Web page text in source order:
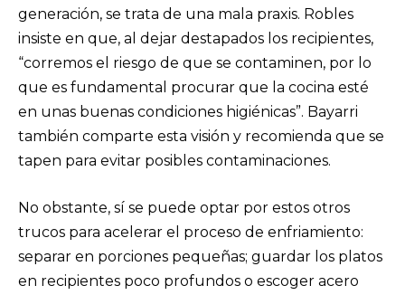
generación, se trata de una mala praxis. Robles
insiste en que, al dejar destapados los recipientes,
“corremos el riesgo de que se contaminen, por lo
que es fundamental procurar que la cocina esté
en unas buenas condiciones higiénicas”. Bayarri
también comparte esta visión y recomienda que se
tapen para evitar posibles contaminaciones.
No obstante, sí se puede optar por estos otros
trucos para acelerar el proceso de enfriamiento:
separar en porciones pequeñas; guardar los platos
en recipientes poco profundos o escoger acero